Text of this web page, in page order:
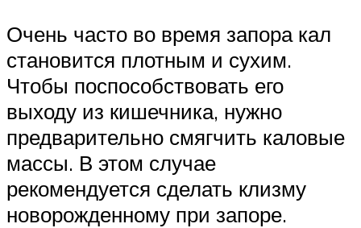
Очень часто во время запора кал
становится плотным и сухим.
Чтобы поспособствовать его
выходу из кишечника, нужно
предварительно смягчить каловые
массы. В этом случае
рекомендуется сделать клизму
новорожденному при запоре.